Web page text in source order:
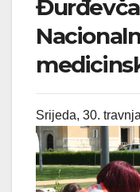
Srijeda, 30.